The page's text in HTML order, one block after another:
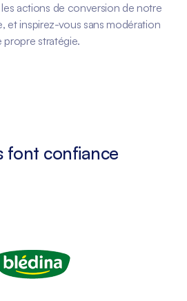
actions de conversion de notre
et inspirez-vous sans modération
stratégie.
font confiance